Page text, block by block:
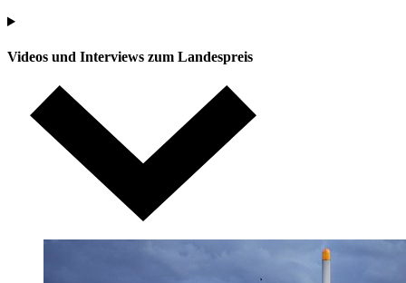
Videos und Interviews zum Landespreis